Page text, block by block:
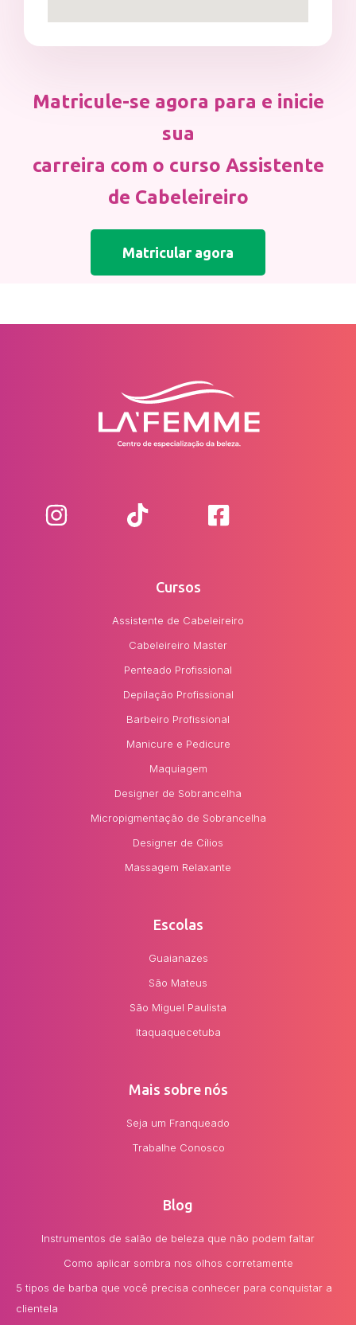
Matricule-se agora para e inicie
sua
carreira com o curso Assistente
de Cabeleireiro
Matricular agora
Cursos
Assistente de Cabeleireiro
Cabeleireiro Master
Penteado Profissional
Depilação Profissional
Barbeiro Profissional
Manicure e Pedicure
Maquiagem
Designer de Sobrancelha
Micropigmentação de Sobrancelha
Designer de Cílios
Massagem Relaxante
Escolas
Guaianazes
São Mateus
São Miguel Paulista
Itaquaquecetuba
Mais sobre nós
Seja um Franqueado
Trabalhe Conosco
Blog
Instrumentos de salão de beleza que não podem faltar
Como aplicar sombra nos olhos corretamente
5 tipos de barba que você precisa conhecer para conquistar a
clientela